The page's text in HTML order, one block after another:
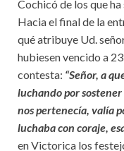
Cochicó de los que
Hacia el final de la
qué atribuye Ud.
hubiesen vencido a
contesta: “Señor, a
luchando por
nos pertenecía, valía
luchaba con coraje,
en Victorica los